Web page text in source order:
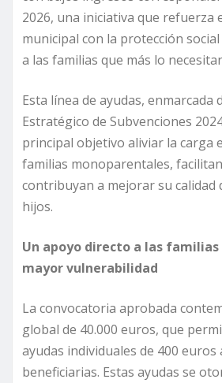
2026, una iniciativa que refuerza
municipal con la protección
a las familias que más lo
Esta línea de ayudas, enmarcada
Estratégico de Subvenciones
principal objetivo aliviar la carga
familias monoparentales,
contribuyan a mejorar su calidad
hijos.
Un apoyo directo a las
mayor vulnerabilidad
La convocatoria aprobada
global de 40.000 euros, que
ayudas individuales de 400 euros
beneficiarias. Estas ayudas se